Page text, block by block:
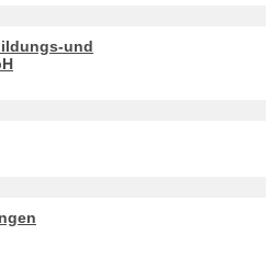
und